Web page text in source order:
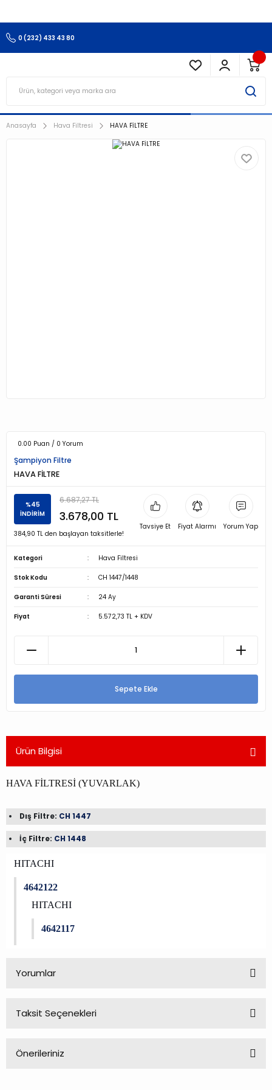
0 (232) 433 43 80
Anasayfa Hava Filtresi HAVA FİLTRE
0.00 Puan / 0 Yorum
Şampiyon Filtre
HAVA FİLTRE
%45
İNDİRİM
6.687,27 TL
3.678,00 TL
384,90 TL den başlayan taksitlerle!
Tavsiye Et Fiyat Alarmı Yorum Yap
Kategori Hava Filtresi
Stok Kodu CH 1447/1448
Garanti Süresi 24 Ay
Fiyat 5.572,73 TL + KDV
Sepete Ekle
Ürün Bilgisi
HAVA FİLTRESİ (YUVARLAK)
Dış Filtre: CH 1447
İç Filtre: CH 1448
HITACHI
4642122
HITACHI
4642117
Yorumlar
Taksit Seçenekleri
Önerileriniz